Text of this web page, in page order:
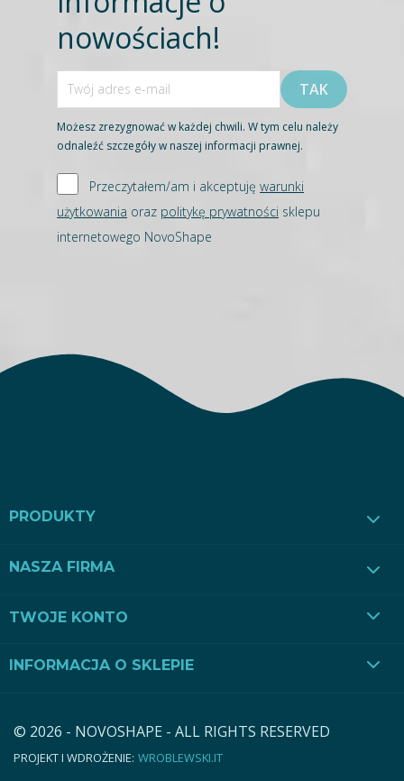
nowościach!
Możesz zrezygnować w każdej chwili. W tym celu należy
odnaleźć szczegóły w naszej informacji prawnej.
Przeczytałem/am i akceptuję warunki
użytkowania oraz politykę prywatności sklepu
internetowego NovoShape
PRODUKTY
NASZA FIRMA
TWOJE KONTO
INFORMACJA O SKLEPIE
© 2026 - NOVOSHAPE - ALL RIGHTS RESERVED
PROJEKT I WDROŻENIE: WROBLEWSKI.IT